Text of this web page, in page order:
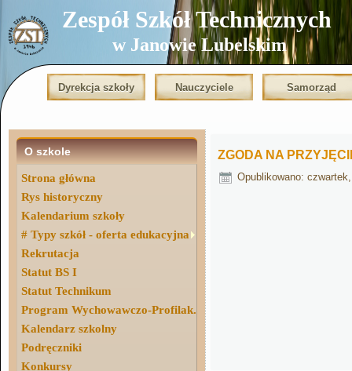
Zespół Szkół Technicznych
w Janowie Lubelskim
Dyrekcja szkoły Nauczyciele Samorząd
O szkole
Strona główna
Rys historyczny
Kalendarium szkoły
# Typy szkół - oferta edukacyjna
Rekrutacja
Statut BS I
Statut Technikum
Program Wychowawczo-Profilak.
Kalendarz szkolny
Podręczniki
Konkursy
ZGODA NA
Opublikowano: